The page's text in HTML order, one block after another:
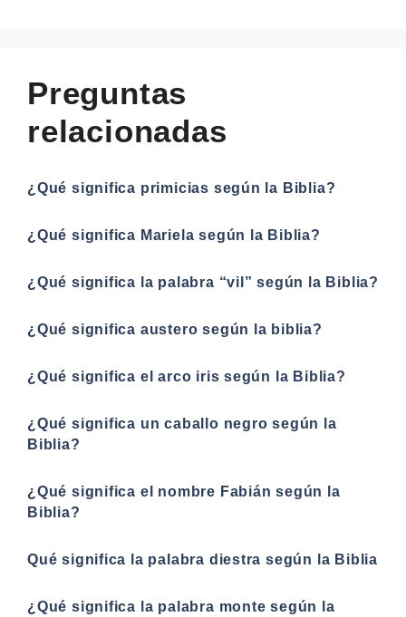
Preguntas
relacionadas
¿Qué significa primicias según la Biblia?
¿Qué significa Mariela según la Biblia?
¿Qué significa la palabra “vil” según la Biblia?
¿Qué significa austero según la biblia?
¿Qué significa el arco iris según la Biblia?
¿Qué significa un caballo negro según la
Biblia?
¿Qué significa el nombre Fabián según la
Biblia?
Qué significa la palabra diestra según la Biblia
¿Qué significa la palabra monte según la